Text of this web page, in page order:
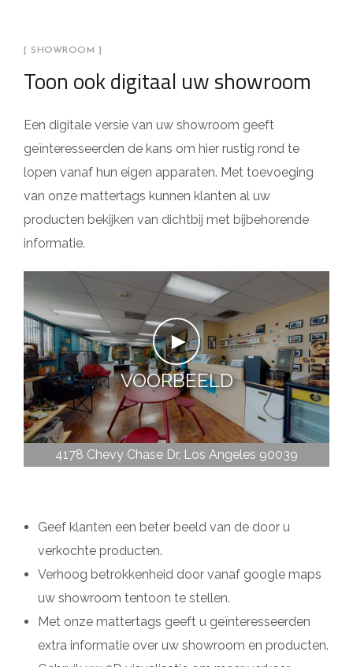
[ SHOWROOM ]
Toon ook digitaal uw showroom
Een digitale versie van uw showroom geeft
geïnteresseerden de kans om hier rustig rond te
lopen vanaf hun eigen apparaten. Met toevoeging
van onze mattertags kunnen klanten al uw
producten bekijken van dichtbij met bijbehorende
informatie.
►
VOORBEELD
4178 Chevy Chase Dr Los Angeles 90039
Geef klanten een beter beeld van de door u
verkochte producten.
Verhoog betrokkenheid door vanaf google maps
uw showroom tentoon te stellen.
Met onze mattertags geeft u geïnteresseerden
extra informatie over uw showroom en producten.